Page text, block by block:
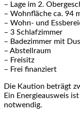
– Lage im 2.
– Wohnfläche ca. 94
– Wohn- und
– 3 Schlafzimmer
– Badezimmer mit
– Abstellraum
– Freisitz
– Frei finanziert
Die Kaution beträgt
Ein Energieausweis
notwendig.